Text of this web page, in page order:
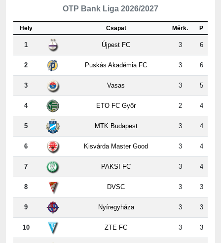
Csapat
1 Újpest FC 3 6
2 Puskás Akadémia FC 3 6
3 Vasas 3 5
4 ETO FC Győr 2 4
5 MTK Budapest 3 4
6 Kisvárda Master Good 3 4
7 PAKSI FC 3 4
8 DVSC 3 3
9 Nyíregyháza 3 3
10 ZTE FC 3 3
11 Kispest-Honvéd 3 3